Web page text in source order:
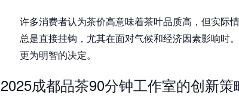
许多消费者认为茶价高意味着茶叶品质高，但实际
总是直接挂钩，尤其在面对气候和经济因素影响时
更为明智的决定。
2025成都品茶90分钟工作室的创新策